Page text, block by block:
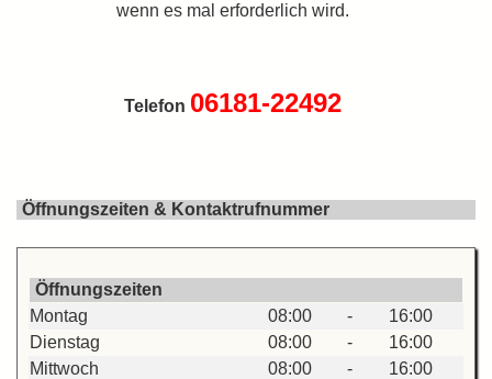
wenn es mal erforderlich wird.
Telefon 06181-22492
Öffnungszeiten & Kontaktrufnummer
Öffnungszeiten
Montag
08:00 -
16:00
Dienstag
08:00 -
16:00
Mittwoch
08:00 -
16:00